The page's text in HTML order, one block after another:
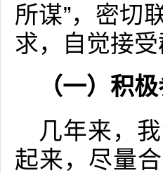
所谋”，密切
求，自觉接
（一）积
几年来，
起来，尽量